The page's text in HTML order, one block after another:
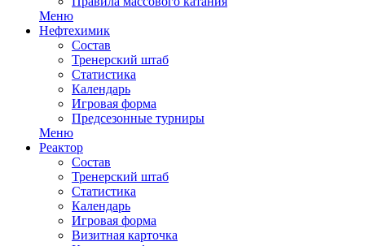
Меню
Нефтехимик
Состав
Тренерский штаб
Статистика
Календарь
Игровая форма
Предсезонные турниры
Меню
Реактор
Состав
Тренерский штаб
Статистика
Календарь
Игровая форма
Визитная карточка